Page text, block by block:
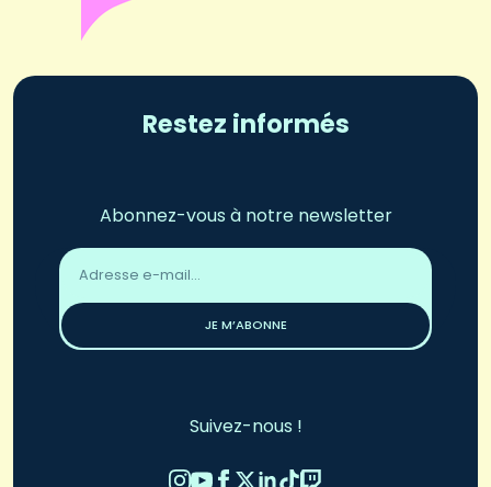
Restez informés
Abonnez-vous à notre newsletter
Adresse
email
JE M’ABONNE
Suivez-nous !